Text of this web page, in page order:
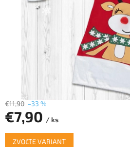
€11,90 –33 %
€7,90 / ks
Jednotková
cena:
ZVOĽTE VARIANT